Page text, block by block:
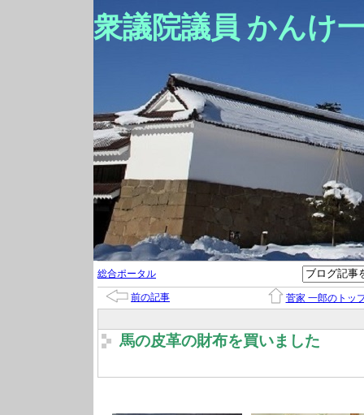
衆議院議員 かんけ
総合ポータル
前の記事 菅家 一郎のトッ
馬の皮革の財布を買いました